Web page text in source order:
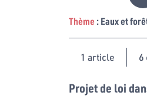
Thème: Eaux et
1 article 6
Projet de loi